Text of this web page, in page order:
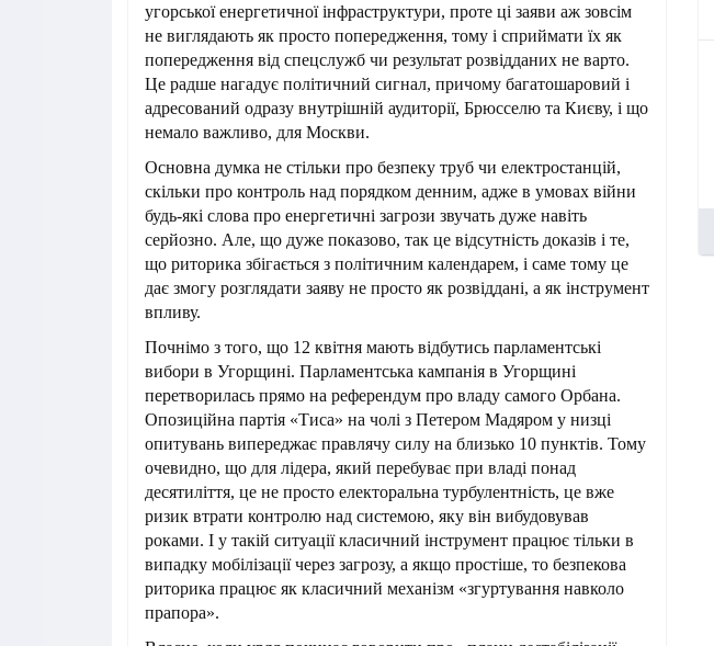
угорської енергетичної інфраструктури, проте ці заяви аж зовсім
не виглядають як просто попередження, тому і сприймати їх як
попередження від спецслужб чи результат розвідданих не варто.
Це радше нагадує політичний сигнал, причому багатошаровий і
адресований одразу внутрішній аудиторії, Брюсселю та Києву, і що
немало важливо, для Москви.
Основна думка не стільки про безпеку труб чи електростанцій,
скільки про контроль над порядком денним, адже в умовах війни
будь-які слова про енергетичні загрози звучать дуже навіть
серйозно. Але, що дуже показово, так це відсутність доказів і те,
що риторика збігається з політичним календарем, і саме тому це
дає змогу розглядати заяву не просто як розвіддані, а як інструмент
впливу.
Почнімо з того, що 12 квітня мають відбутись парламентські
вибори в Угорщині. Парламентська кампанія в Угорщині
перетворилась прямо на референдум про владу самого Орбана.
Опозиційна партія «Тиса» на чолі з Петером Мадяром у низці
опитувань випереджає правлячу силу на близько 10 пунктів. Тому
очевидно, що для лідера, який перебуває при владі понад
десятиліття, це не просто електоральна турбулентність, це вже
ризик втрати контролю над системою, яку він вибудовував
роками. І у такій ситуації класичний інструмент працює тільки в
випадку мобілізації через загрозу, а якщо простіше, то безпекова
риторика працює як класичний механізм «згуртування навколо
прапора».